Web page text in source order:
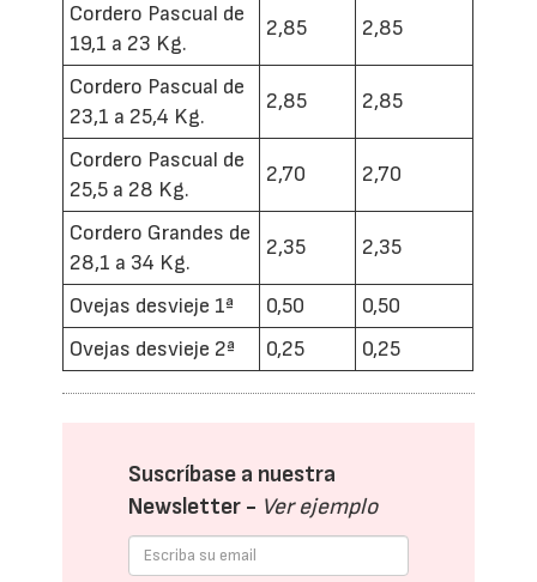
Cordero Pascual de
19,1 a 23 Kg.
2,85 2,85
Cordero Pascual de
23,1 a 25,4 Kg.
2,85 2,85
Cordero Pascual de
25,5 a 28 Kg.
2,70 2,70
Cordero Grandes de
28,1 a 34 Kg.
2,35 2,35
Ovejas desvieje 1ª 0,50
0,50
Ovejas desvieje 2ª
0,25 0,25
Suscríbase a nuestra
Newsletter - Ver ejemplo